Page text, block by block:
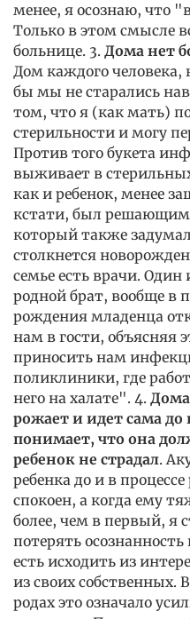
менее, я осознаю, что
Только в этом смысле
больнице. 3. Дома нет
Дом каждого человека,
бы мы не старались
том, что я (как мать)
стерильности и могу
Против того букета
выживает в
как и ребенок, менее
кстати, был
который также
столкнется
семье есть врачи. Один
родной брат, вообще в
рождения младенца
нам в гости, объясняя
приносить нам
поликлиники, где
него на халате". 4. Дома
рожает и идет сама до
понимает, что она
ребенок не страдал.
ребенка до и в
спокоен, а когда ему
более, чем в первый, я
потерять
есть исходить из
из своих собственных.
родах это означало